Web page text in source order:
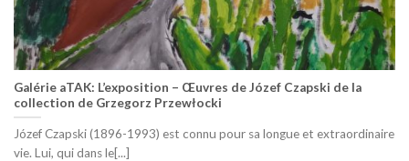
Galérie aTAK: L’exposition – Œuvres de Józef Czapski de la
collection de Grzegorz Przewłocki
Józef Czapski (1896-1993) est connu pour sa longue et extraordinaire
vie. Lui, qui dans le[...]